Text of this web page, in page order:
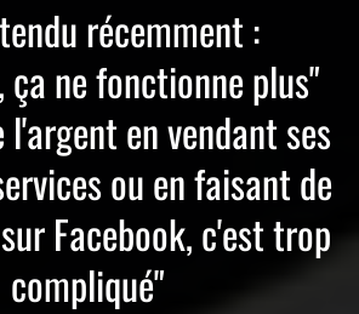
récemment :
ça ne fonctionne plus"
l'argent en vendant ses
ou en faisant de
Facebook, c'est trop
compliqué"